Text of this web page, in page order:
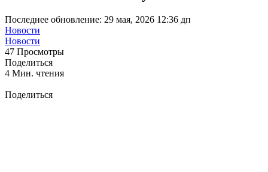
Последнее обновление: 29 мая, 2026 12:36 дп
Новости
Новости
47 Просмотры
Поделиться
4 Мин. чтения
Поделиться